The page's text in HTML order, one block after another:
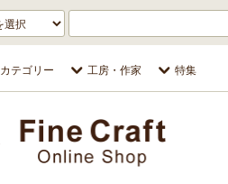
カテゴリー 工房・作家 特集